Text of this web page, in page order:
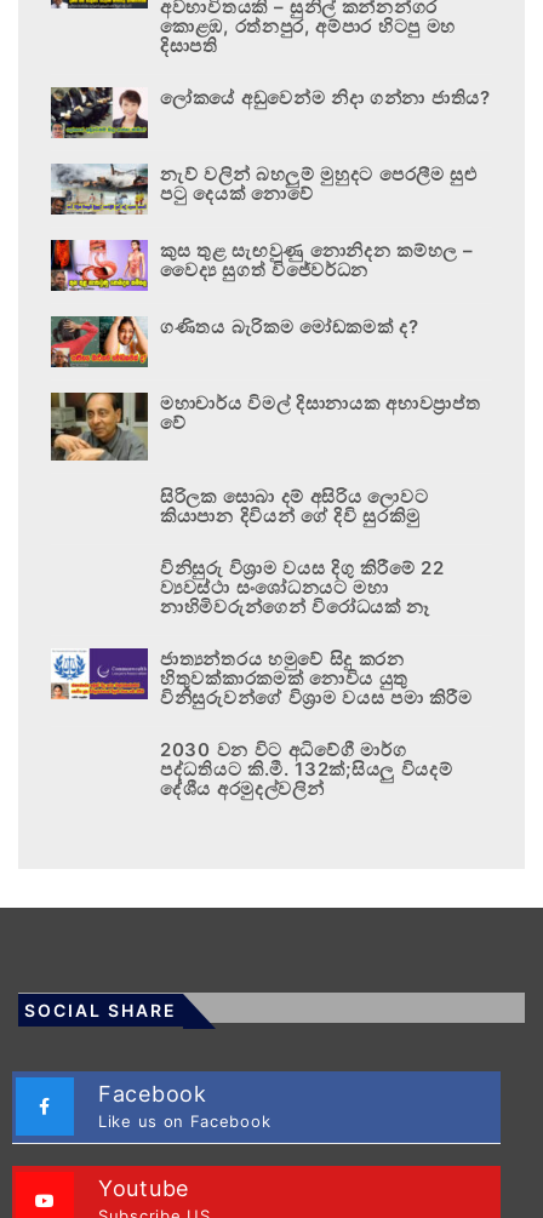
අවභාවිතයකි – සුනිල් කන්නන්ගර
කොළඹ, රත්නපුර, අම්පාර හිටපු මහ
දිසාපති
ලෝකයේ අඩුවෙන්ම නිදා ගන්නා ජාතිය?
නැව් වලින් බහලුම් මුහුදට පෙරලීම සුළු
පටු දෙයක් නොවේ
කුස තුළ සැඟවුණු නොනිදන කම්හල –
වෛද්‍ය සුගත් විජේවර්ධන
ගණිතය බැරිකම මෝඩකමක් ද?
මහාචාර්ය විමල් දිසානායක අභාවප්‍රාප්ත
වේ
සිරිලක සොබා දම් අසිරිය ලොවට
කියාපාන දිවියන් ගේ දිවි සුරකිමු
විනිසුරු විශ්‍රාම වයස දිගු කිරීමේ 22
ව්‍යවස්ථා සංශෝධනයට මහා
නාහිමිවරුන්ගෙන් විරෝධයක් නෑ
ජාත්‍යන්තරය හමුවේ සිදු කරන
හිතුවක්කාරකමක් නොවිය යුතු
විනිසුරුවන්ගේ විශ්‍රාම වයස පමා කිරීම
2030 වන විට අධිවේගී මාර්ග
පද්ධතියට කි.මී. 132ක්;සියලු වියදම්
දේශීය අරමුදල්වලින්
SOCIAL SHARE
Facebook
Like us on Facebook
Youtube